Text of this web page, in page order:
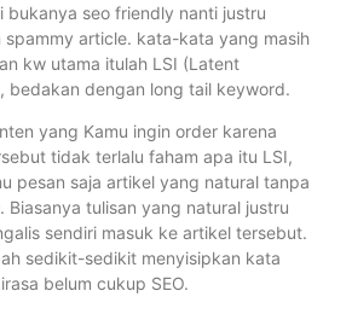
bukanya seo friendly nanti justru
spammy article. kata-kata yang masih
kw utama itulah LSI (Latent
bedakan dengan long tail keyword.
yang Kamu ingin order karena
tidak terlalu faham apa itu LSI,
pesan saja artikel yang natural tanpa
Biasanya tulisan yang natural justru
sendiri masuk ke artikel tersebut.
sedikit-sedikit menyisipkan kata
belum cukup SEO.